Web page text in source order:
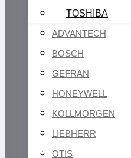
TOSHIBA
ADVANTECH
BOSCH
GEFRAN
HONEYWELL
KOLLMORGEN
LIEBHERR
OTIS